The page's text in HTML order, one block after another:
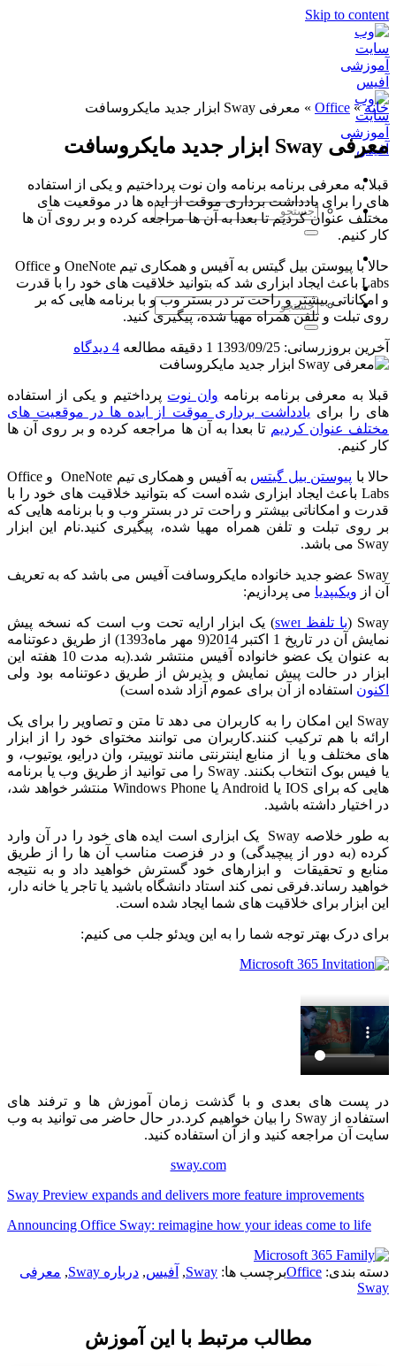
Skip to content
خانه»
Office
» معرفی Sway ابزار جدید مایکروسافت
معرفی Sway ابزار جدید مایکروسافت
قبلا به معرفی برنامه برنامه وان نوت پرداختیم و یکی از استفاده
های را برای یادداشت برداری موقت از ایده ها در موقعیت های
مختلف عنوان کردیم تا بعدا به آن ها مراجعه کرده و بر روی آن ها
کار کنیم.
حالا با پیوستن بیل گیتس به آفیس و همکاری تیم OneNote و Office
Labs باعث ایجاد ابزاری شد که بتوانید خلاقیت های خود را با قدرت
و امکاناتی بیشتر و راحت تر در بستر وب و با برنامه هایی که بر
روی تبلت و تلفن همراه مهیا شده، پیگیری کنید.
آخرین بروزرسانی: 1393/09/25 1 دقیقه مطالعه 4 دیدگاه
قبلا به معرفی برنامه برنامه وان نوت پرداختیم و یکی از استفاده
های را برای یادداشت برداری موقت از ایده ها در موقعیت های
مختلف عنوان کردیم تا بعدا به آن ها مراجعه کرده و بر روی آن ها
کار کنیم.
حالا با پیوستن بیل گیتس
به آفیس و همکاری تیم OneNote و Office
Labs باعث ایجاد ابزاری شده است که بتوانید خلاقیت های خود را با
قدرت و امکاناتی بیشتر و راحت تر در بستر وب و با برنامه هایی که
بر روی تبلت و تلفن همراه مهیا شده، پیگیری کنید.نام این ابزار
Sway می باشد.
Sway عضو جدید خانواده مایکروسافت آفیس می باشد که به تعریف
آن از ویکیپدیا می پردازیم:
Sway ( با تلفظ sweɪ
) یک ابزار ارایه تحت وب است که نسخه پیش
نمایش آن در تاریخ 1 اکتبر 2014(9 مهر ماه1393) از طریق دعوتنامه
به عنوان یک عضو خانواده آفیس منتشر شد.(به مدت 10 هفته این
ابزار در حالت پیش نمایش و پذیرش از طریق دعوتنامه بود ولی
اکنون استفاده از آن برای عموم آزاد شده است)
Sway این امکان را به کاربران می دهد تا متن و تصاویر را برای یک
ارائه با هم ترکیب کنند.کاربران می توانند مختوای خود را از ابزار
های مختلف و یا از منابع اینترنتی مانند توییتر، وان درایو، یوتیوب، و
یا فیس بوک انتخاب بکنند. Sway را می توانید از طریق وب یا برنامه
هایی که برای IOS یا Android یا Windows Phone منتشر خواهد شد،
در اختیار داشته باشید.
به طور خلاصه Sway یک ابزاری است ایده های خود را در آن وارد
کرده (به دور از پیچیدگی) و در فزصت مناسب آن ها را از طریق
منابع و تحقیقات و ابزارهای خود گسترش خواهید داد و به نتیجه
خواهید رساند.فرقی نمی کند استاد دانشگاه باشید یا تاجر یا خانه دار،
این ابزار برای خلاقیت های شما ایجاد شده است.
برای درک بهتر توجه شما را به این ویدئو جلب می کنیم:
در پست های بعدی و با گذشت زمان آموزش ها و ترفند های
استفاده از Sway را بیان خواهیم کرد.در حال حاضر می توانید به وب
سایت آن مراجعه کنید و از آن استفاده کنید.
sway.com
Sway Preview expands and delivers more feature improvements
Announcing Office Sway: reimagine how your ideas come to life
دسته بندی: Officeبرچسب ها: Sway
, آفیس, درباره Sway , معرفی
Sway
مطالب مرتبط با این آموزش